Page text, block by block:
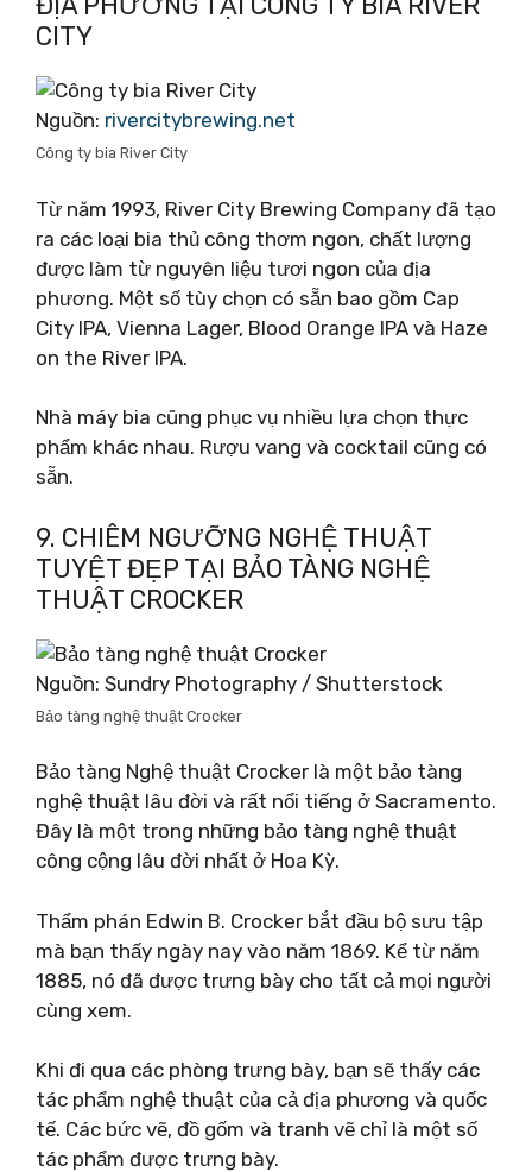
CITY
Nguồn: rivercitybrewing.net
Công ty bia River City
Từ năm 1993, River City Brewing Company đã tạo
ra các loại bia thủ công thơm ngon, chất lượng
được làm từ nguyên liệu tươi ngon của địa
phương. Một số tùy chọn có sẵn bao gồm Cap
City IPA, Vienna Lager, Blood Orange IPA và Haze
on the River IPA.
Nhà máy bia cũng phục vụ nhiều lựa chọn thực
phẩm khác nhau. Rượu vang và cocktail cũng có
sẵn.
9. CHIÊM NGƯỠNG NGHỆ THUẬT
TUYỆT ĐẸP TẠI BẢO TÀNG NGHỆ
THUẬT CROCKER
Nguồn: Sundry Photography / Shutterstock
Bảo tàng nghệ thuật Crocker
Bảo tàng Nghệ thuật Crocker là một bảo tàng
nghệ thuật lâu đời và rất nổi tiếng ở Sacramento.
Đây là một trong những bảo tàng nghệ thuật
công cộng lâu đời nhất ở Hoa Kỳ.
Thẩm phán Edwin B. Crocker bắt đầu bộ sưu tập
mà bạn thấy ngày nay vào năm 1869. Kể từ năm
1885, nó đã được trưng bày cho tất cả mọi người
cùng xem.
Khi đi qua các phòng trưng bày, bạn sẽ thấy các
tác phẩm nghệ thuật của cả địa phương và quốc
tế. Các bức vẽ, đồ gốm và tranh vẽ chỉ là một số
tác phẩm được trưng bày.